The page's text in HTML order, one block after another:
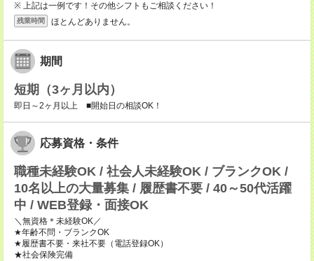
※ 上記は一例です！その他シフトもご相談ください！
残業時間 ほとんどありません。
期間
短期（3ヶ月以内）
即日～2ヶ月以上 ■開始日の相談OK！
応募資格・条件
職種未経験OK / 社会人未経験OK / ブランクOK /
10名以上の大量募集 / 履歴書不要 / 40～50代活躍
中 / WEB登録・面接OK
＼無資格＊未経験OK／
★年齢不問・ブランクOK
★履歴書不要・来社不要（電話登録OK）
★社会保険完備